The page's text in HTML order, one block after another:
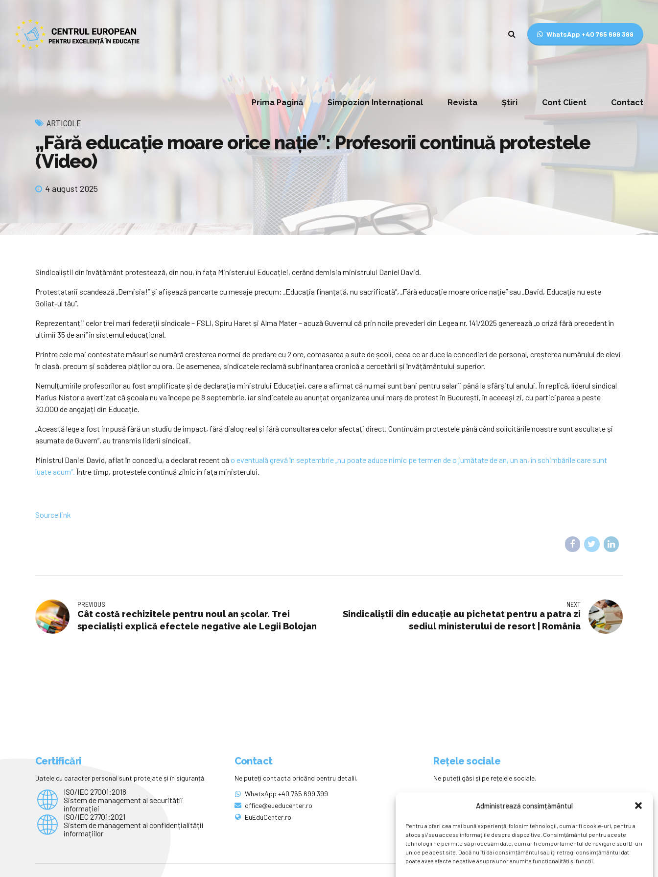
Administrează consimțământul
Pentru a oferi cea mai bună experiență, folosim tehnologii, cum ar fi cookie-uri, pentru a
stoca și/sau accesa informațiile despre dispozitive. Consimțământul pentru aceste
tehnologii ne permite să procesăm date, cum ar fi comportamentul de navigare sau ID-uri
unice pe acest site. Dacă nu îți dai consimțământul sau îți retragi consimțământul dat
poate avea afecte negative asupra unor anumite funcționalități și funcții.
WhatsApp +40 765 699 399
Prima Pagină Simpozion Internațional Revista Știri Cont Client Contact
ARTICOLE
„Fără educație moare orice nație”: Profesorii continuă protestele
(Video)
4 august 2025
Sindicaliștii din învățământ protestează, din nou, în fața Ministerului Educației, cerând demisia ministrului Daniel David.
Protestatarii scandează „Demisia!” și afișează pancarte cu mesaje precum: „Educația finanțată, nu sacrificată”, „Fără educație moare orice nație” sau „David, Educația nu este
Goliat-ul tău”.
Reprezentanții celor trei mari federații sindicale – FSLI, Spiru Haret și Alma Mater – acuză Guvernul că prin noile prevederi din Legea nr. 141/2025 generează „o criză fără precedent în
ultimii 35 de ani” în sistemul educațional.
Printre cele mai contestate măsuri se numără creșterea normei de predare cu 2 ore, comasarea a sute de școli, ceea ce ar duce la concedieri de personal, creșterea numărului de elevi
în clasă, precum și scăderea plăților cu ora. De asemenea, sindicatele reclamă subfinanțarea cronică a cercetării și învățământului superior.
Nemulțumirile profesorilor au fost amplificate și de declarația ministrului Educației, care a afirmat că nu mai sunt bani pentru salarii până la sfârșitul anului. În replică, liderul sindical
Marius Nistor a avertizat că școala nu va începe pe 8 septembrie, iar sindicatele au anunțat organizarea unui marș de protest în București, în aceeași zi, cu participarea a peste
30.000 de angajați din Educație.
„Această lege a fost impusă fără un studiu de impact, fără dialog real și fără consultarea celor afectați direct. Continuăm protestele până când solicitările noastre sunt ascultate și
asumate de Guvern”, au transmis liderii sindicali.
Ministrul Daniel David, aflat în concediu, a declarat recent că o eventuală grevă în septembrie „nu poate aduce nimic pe termen de o jumătate de an, un an, în schimbările care sunt
luate acum”. Între timp, protestele continuă zilnic în fața ministerului.
Source link
PREVIOUS
Cât costă rechizitele pentru noul an școlar. Trei
specialiști explică efectele negative ale Legii Bolojan
NEXT
Sindicaliştii din educaţie au pichetat pentru a patra zi
sediul ministerului de resort | România
Certificări
Datele cu caracter personal sunt protejate și în siguranță.
ISO/IEC 27001:2018
Sistem de management al securității
informației
ISO/IEC 27701:2021
Sistem de management al confidențialității
informațiilor
Contact
Ne puteți contacta oricând pentru detalii.
WhatsApp +40 765 699 399
office@eueducenter.ro
EuEduCenter.ro
Rețele sociale
Ne puteți găsi și pe rețelele sociale.